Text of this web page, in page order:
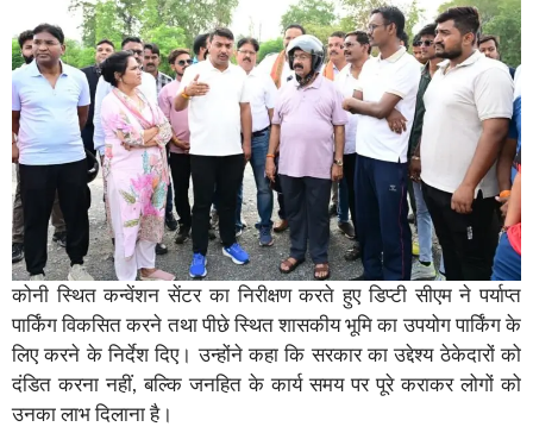
कोनी स्थित कन्वेंशन सेंटर का निरीक्षण करते हुए डिप्टी सीएम ने पर्याप्त
पार्किंग विकसित करने तथा पीछे स्थित शासकीय भूमि का उपयोग पार्किंग के
लिए करने के निर्देश दिए। उन्होंने कहा कि सरकार का उद्देश्य ठेकेदारों को
दंडित करना नहीं, बल्कि जनहित के कार्य समय पर पूरे कराकर लोगों को
उनका लाभ दिलाना है।